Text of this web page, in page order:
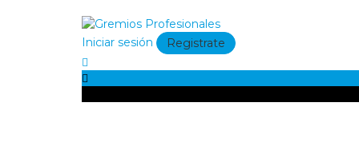
Iniciar sesión Registrate